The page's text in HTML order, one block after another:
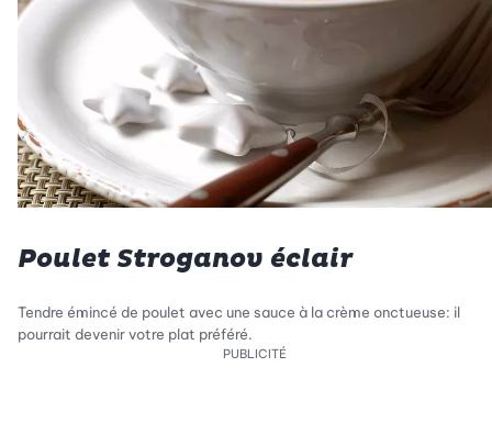
Poulet Stroganov éclair
Tendre émincé de poulet avec une sauce à la crème onctueuse: il
pourrait devenir votre plat préféré.
PUBLICITÉ